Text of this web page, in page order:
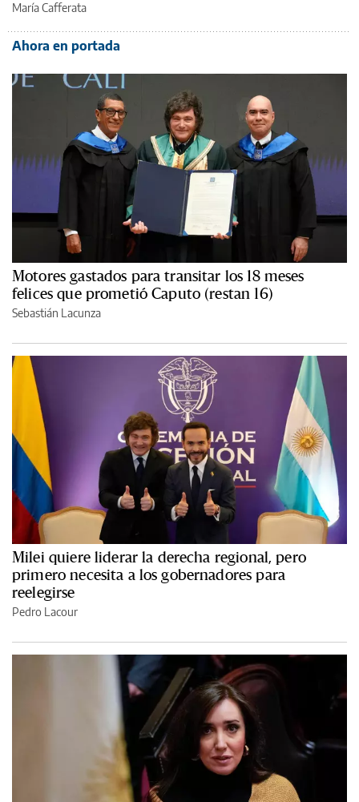
María Cafferata
Ahora en portada
Motores gastados para transitar los 18 meses
felices que prometió Caputo (restan 16)
Sebastián Lacunza
Milei quiere liderar la derecha regional, pero
primero necesita a los gobernadores para
reelegirse
Pedro Lacour